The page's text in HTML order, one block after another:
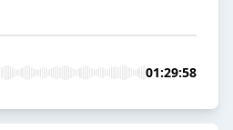
01:29:58